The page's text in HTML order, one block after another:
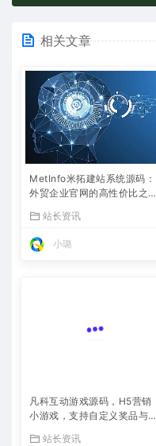
相关文章
MetInfo米拓建站系统源码：
外贸企业官网的高性价比之
站长资讯
小璐
凡科互动游戏源码，H5营销
小游戏，支持自定义奖品与分
站长资讯